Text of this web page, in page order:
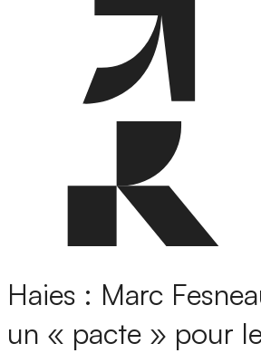
Haies : Marc
un « pacte » pour